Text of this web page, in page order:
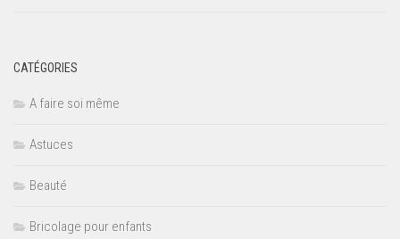
CATÉGORIES
A faire soi même
Astuces
Beauté
Bricolage pour enfants